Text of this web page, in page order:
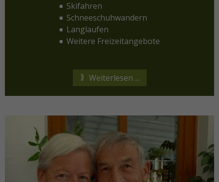
Skifahren
Schneeschuhwandern
Langlaufen
Weitere Freizeitangebote
Weiterlesen ...